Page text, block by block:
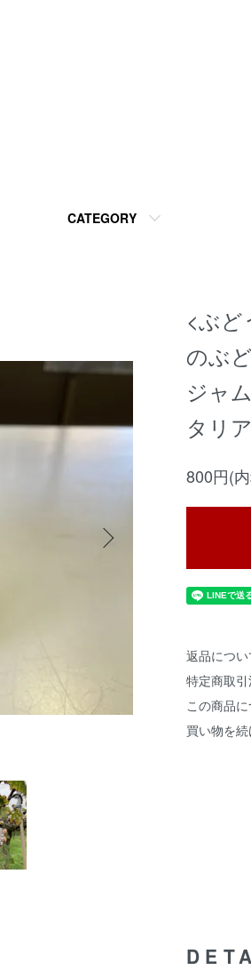
CATEGORY
<ぶど
のぶ
ジャ
タリ
800円(
返品につい
特定商取
この商品
買い物を続